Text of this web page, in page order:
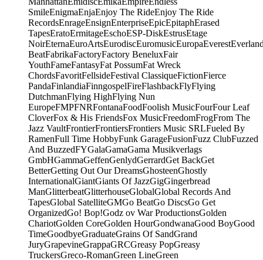
SmileEnigmaEnjaEnjoy The RideEnjoy The Ride
RecordsEnrageEnsignEnterpriseEpicEpitaphErased
TapesEratoErmitageEschoESP-DiskEstrusEtage
NoirEternaEuroArtsEurodiscEuromusicEuropaEverest
BeatFabrikaFactoryFactory BeneluxFair
YouthFameFantasyFat PossumFat Wreck
ChordsFavoritFellsideFestival ClassiqueFictionFierce
PandaFinlandiaFinngospelFireFlashbackFlyFlying
DutchmanFlying HighFlying Nun
EuropeFMPFNRFontanaFoodFoolish MusicFourFour Leaf
CloverFox & His FriendsFox MusicFreedomFrogFrom The
Jazz VaultFrontierFrontiersFrontiers Music SRLFueled By
RamenFull Time HobbyFunk GarageFusionFuzz ClubFuzzed
And BuzzedFYGalaGamaGama Musikverlags
GmbHGammaGeffenGenlydGerrardGet BackGet
BetterGetting Out Our DreamsGhosteenGhostly
InternationalGiantGiants Of JazzGigGingerbread
ManGlitterbeatGlitterhouseGlobalGlobal Records And
TapesGlobal SatelliteGMGo BeatGo DiscsGo Get
OrganizedGo! Bop!Godz ov War ProductionsGolden
ChariotGolden CoreGolden HourGondwanaGood BoyGood
TimeGoodbyeGraduateGrains Of SandGrand
JuryGrapevineGrappaGRCGreasy PopGreasy
TruckersGreco-RomanGreen LineGreen